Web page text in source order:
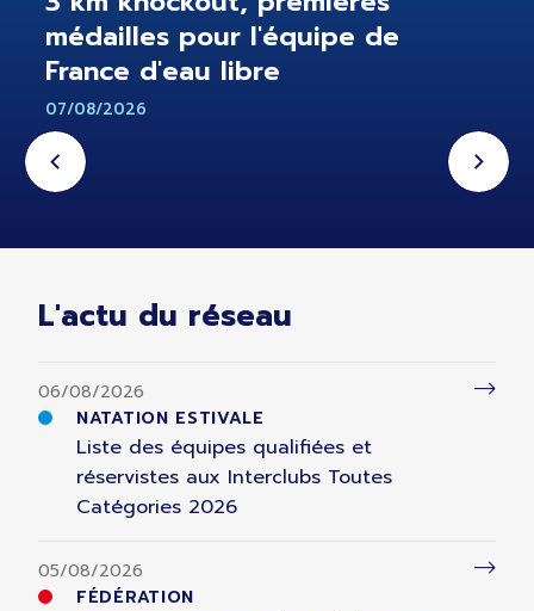
médailles pour l'équipe de
France d'eau libre
07/08/2026
L'actu du réseau
06/08/2026
NATATION ESTIVALE
Liste des équipes qualifiées et
réservistes aux Interclubs Toutes
Catégories 2026
05/08/2026
FÉDÉRATION